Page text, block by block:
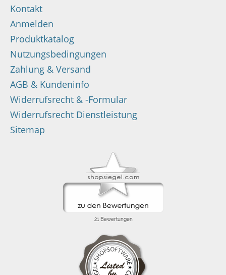
Kontakt
Anmelden
Produktkatalog
Nutzungsbedingungen
Zahlung & Versand
AGB & Kundeninfo
Widerrufsrecht & -Formular
Widerrufsrecht Dienstleistung
Sitemap